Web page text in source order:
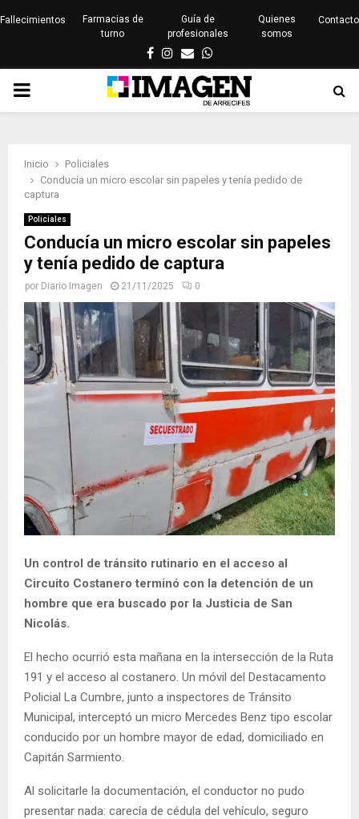
Fallecimientos
Farmacias de
turno
Guía de
profesionales
Quienes
somos
Contacto
Facebook
Instagram
EmailWhatsapp
PRIMARY
Inicio
Policiales
Conducía un micro escolar sin papeles y tenía pedido de
captura
Policiales
Conducía un micro escolar sin papeles
y tenía pedido de captura
por Diario Imagen 21/11/2025 0
Un control de tránsito rutinario en el acceso al
Circuito Costanero terminó con la detención de un
hombre que era buscado por la Justicia de San
Nicolás.
El hecho ocurrió esta mañana en la intersección de la Ruta
191 y el acceso al costanero. Un móvil del Destacamento
Policial La Cumbre, junto a inspectores de Tránsito
Municipal, interceptó un micro Mercedes Benz tipo escolar
conducido por un hombre mayor de edad, domiciliado en
Capitán Sarmiento.
Al solicitarle la documentación, el conductor no pudo
presentar nada: carecía de cédula del vehículo, seguro